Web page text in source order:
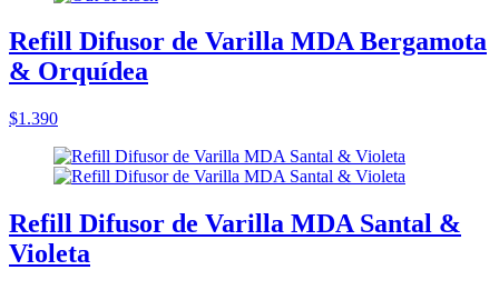
Refill Difusor de Varilla MDA Bergamota
& Orquídea
$1.390
Refill Difusor de Varilla MDA Santal &
Violeta